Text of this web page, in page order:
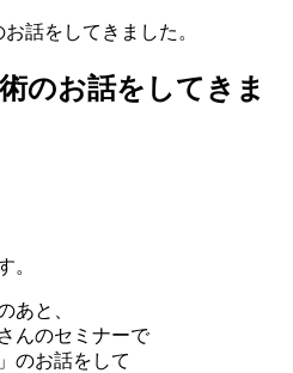
話をしてきました。
のお話をしてきま
。
あと、
んのセミナーで
のお話をして